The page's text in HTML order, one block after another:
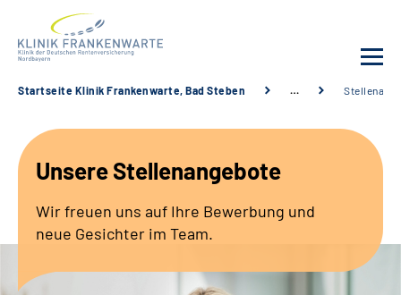
Leistungsangebot
Fachbereiche
Service
Startseite Klinik Frankenwarte, Bad Steben …
Unsere Stellenangebote
Wir freuen uns auf Ihre Bewerbung und
neue Gesichter im Team.